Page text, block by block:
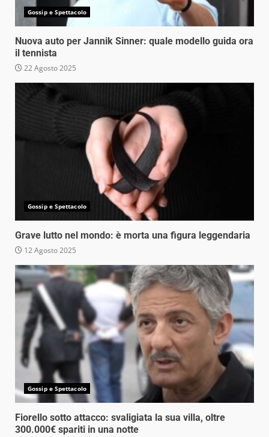
Gossip e Spettacolo
Nuova auto per Jannik Sinner: quale modello guida ora
il tennista
22 Agosto 2025
Gossip e Spettacolo
Grave lutto nel mondo: è morta una figura leggendaria
12 Agosto 2025
Gossip e Spettacolo
Fiorello sotto attacco: svaligiata la sua villa, oltre
300.000€ spariti in una notte